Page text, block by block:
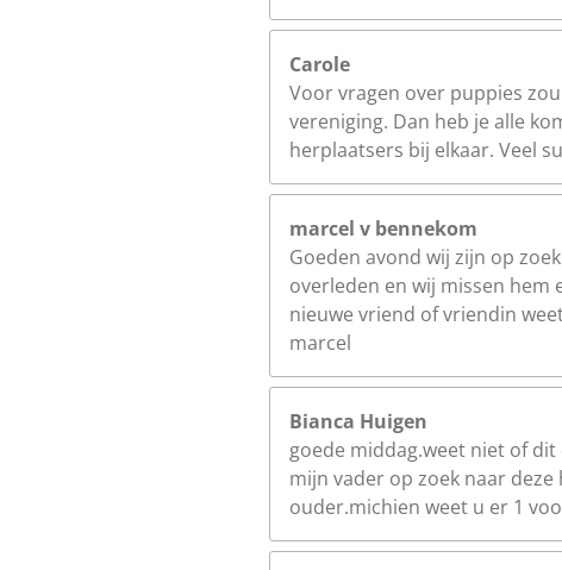
Carole
Voor vragen over puppies
vereniging. Dan heb je alle
herplaatsers bij elkaar. Veel
marcel v bennekom
Goeden avond wij zijn op
overleden en wij missen
nieuwe vriend of vriendin
marcel
Bianca Huigen
goede middag.weet niet of
mijn vader op zoek naar
ouder.michien weet u er 1